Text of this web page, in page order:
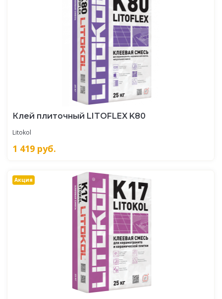
Клей плиточный LITOFLEX K80
Litokol
1 419 руб.
Акция